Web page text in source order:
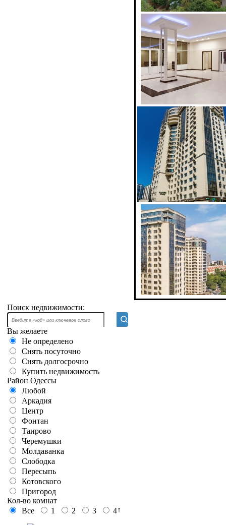
Поиск недвижимости:
Вы желаете
Не определено
Снять посуточно
Снять долгосрочно
Купить недвижимость
Район Одессы
Любой
Аркадия
Центр
Фонтан
Таирово
Черемушки
Молдаванка
Слободка
Пересыпь
Котовского
Пригород
Кол-во комнат
Все
1 2 3 4↑